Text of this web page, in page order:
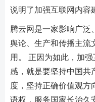
说明了加强互联网内容
腾云网是一家影响广泛
舆论、生产和传播主流
用。 正因为如此，加
感，就是要坚持中国共
度，坚持正确价值观方
语权，服务国家长治久